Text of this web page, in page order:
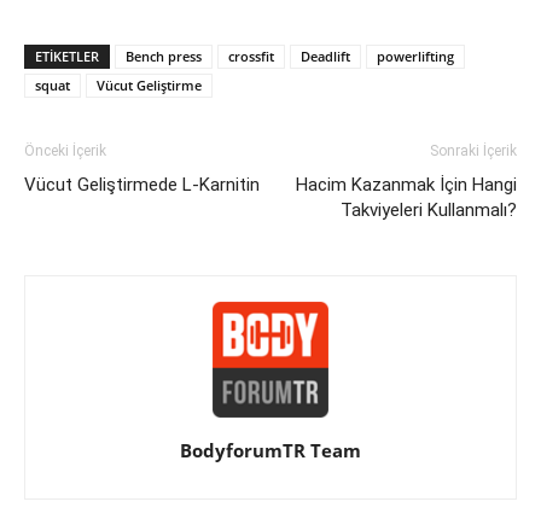
ETIKETLER Bench press crossfit Deadlift
powerlifting
squat
Vücut Geliştirme
Önceki İçerik
Vücut Geliştirmede L-Karnitin
Sonraki İçerik
Hacim Kazanmak İçin Hangi
Takviyeleri Kullanmalı?
BodyforumTR Team